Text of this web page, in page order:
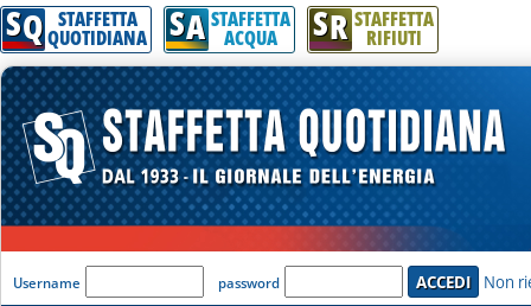
SQ STAFFETTA
QUOTIDIANA SA STAFFETTA
ACQUA SR STAFFETTA
RIFIUTI
'Modulo Login per accedere'
Username password Non